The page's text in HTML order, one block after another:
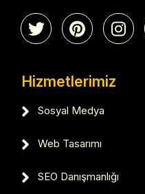
Hizmetlerimiz
Sosyal Medya
Web Tasarımı
SEO Danışmanlığı